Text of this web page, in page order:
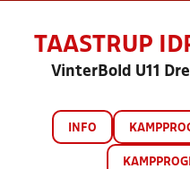
TAASTRUP
VinterBold U11
INFO